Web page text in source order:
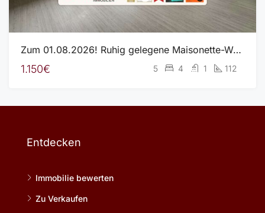
Zum 01.08.2026! Ruhig gelegene Maisonette-Wohnung – Hochwertig ausgestattet und mit Luftwärmepumpe!
1.150€ 5 4 1 112
Entdecken
Immobilie bewerten
Zu Verkaufen